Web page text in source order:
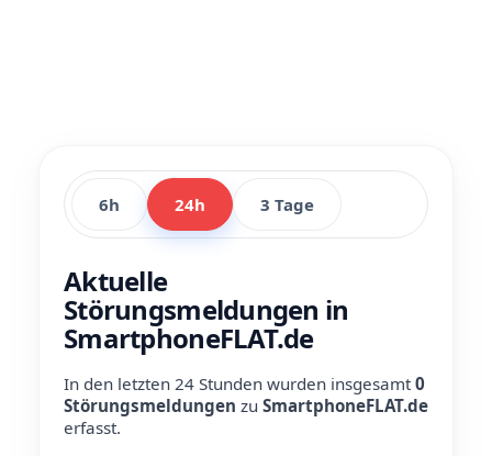
6h 24h 3 Tage
Aktuelle
Störungsmeldungen in
SmartphoneFLAT.de
In den letzten 24 Stunden wurden insgesamt0
Störungsmeldungen zu SmartphoneFLAT.de
erfasst.